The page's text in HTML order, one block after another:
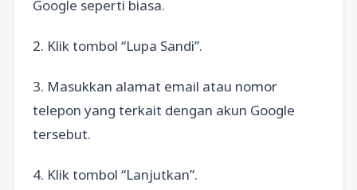
Google seperti biasa.
2. Klik tombol “Lupa Sandi”.
3. Masukkan alamat email atau nomor
telepon yang terkait dengan akun Google
tersebut.
4. Klik tombol “Lanjutkan”.